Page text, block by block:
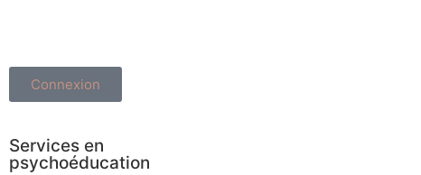
Connexion
Services en
psychoéducation